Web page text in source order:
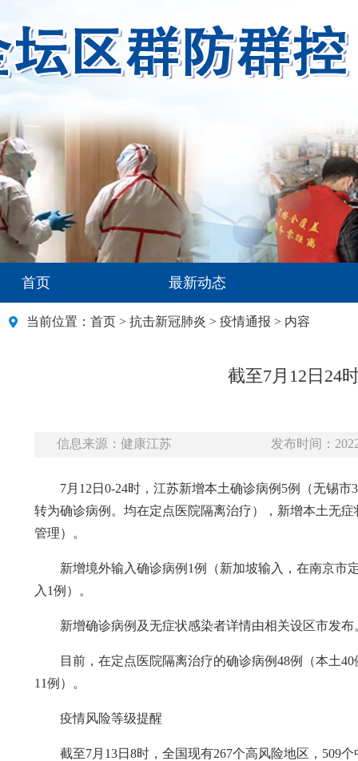
首页 最新动态
当前位置： 首页 > 抗击新冠肺炎 > 疫情通报 > 内容
截至7月12日24
信息来源：健康江苏 发布时间：
7月12日0-24时，江苏新增本土确诊病例5例（无锡
转为确诊病例。均在定点医院隔离治疗），新增本土无
管理）。
新增境外输入确诊病例1例（新加坡输入，在南京市
入1例）。
新增确诊病例及无症状感染者详情由相关设区市发布
目前，在定点医院隔离治疗的确诊病例48例（本土
11例）。
疫情风险等级提醒
截至7月13日8时，全国现有267个高风险地区，509